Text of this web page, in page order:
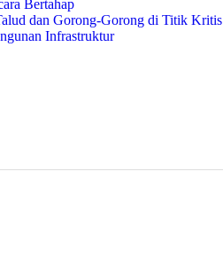
Bertahap
dan Gorong-Gorong di Titik Kritis
Infrastruktur